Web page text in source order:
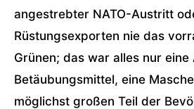
angestrebter NATO-Austritt
Rüstungsexporten nie das
Grünen; das war alles nur
Betäubungsmittel, eine
möglichst großen Teil der